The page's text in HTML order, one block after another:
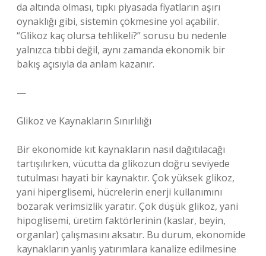
da altında olması, tıpkı piyasada fiyatların aşırı
oynaklığı gibi, sistemin çökmesine yol açabilir.
“Glikoz kaç olursa tehlikeli?” sorusu bu nedenle
yalnızca tıbbi değil, aynı zamanda ekonomik bir
bakış açısıyla da anlam kazanır.
—
Glikoz ve Kaynakların Sınırlılığı
Bir ekonomide kıt kaynakların nasıl dağıtılacağı
tartışılırken, vücutta da glikozun doğru seviyede
tutulması hayati bir kaynaktır. Çok yüksek glikoz,
yani hiperglisemi, hücrelerin enerji kullanımını
bozarak verimsizlik yaratır. Çok düşük glikoz, yani
hipoglisemi, üretim faktörlerinin (kaslar, beyin,
organlar) çalışmasını aksatır. Bu durum, ekonomide
kaynakların yanlış yatırımlara kanalize edilmesine